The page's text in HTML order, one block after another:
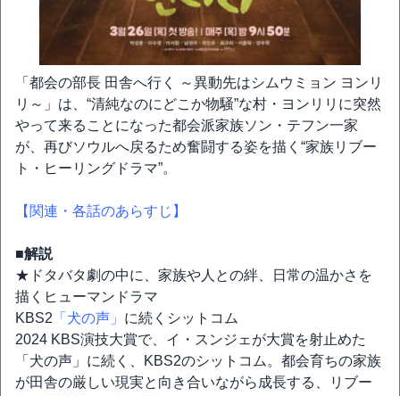
「都会の部長 田舎へ行く ～異動先はシムウミョン ヨンリ
リ～」は、“清純なのにどこか物騒”な村・ヨンリリに突然
やって来ることになった都会派家族ソン・テフン一家
が、再びソウルへ戻るため奮闘する姿を描く“家族リブー
ト・ヒーリングドラマ”。
【関連・各話のあらすじ】
■解説
★ドタバタ劇の中に、家族や人との絆、日常の温かさを
描くヒューマンドラマ
KBS2 「犬の声」 に続くシットコム
2024 KBS演技大賞で、イ・スンジェが大賞を射止めた
「犬の声」に続く、KBS2のシットコム。都会育ちの家族
が田舎の厳しい現実と向き合いながら成長する、リブー